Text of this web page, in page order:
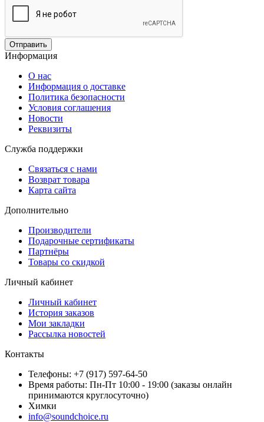
Отправить
Информация
О нас
Информация о доставке
Политика безопасности
Условия соглашения
Новости
Реквизиты
Служба поддержки
Связаться с нами
Возврат товара
Карта сайта
Дополнительно
Производители
Подарочные сертификаты
Партнёры
Товары со скидкой
Личный кабинет
Личный кабинет
История заказов
Мои закладки
Рассылка новостей
Контакты
Телефоны: +7 (917) 597-64-50
Время работы: Пн-Пт 10:00 - 19:00 (заказы онлайн
принимаются круглосуточно)
Химки
info@soundchoice.ru